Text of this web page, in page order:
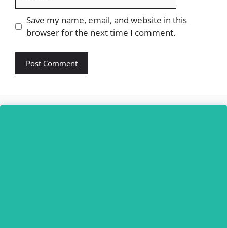
Website
Save my name, email, and website in this
browser for the next time I comment.